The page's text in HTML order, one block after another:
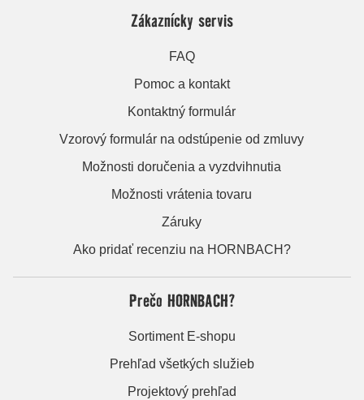
Zákaznícky servis
FAQ
Pomoc a kontakt
Kontaktný formulár
Vzorový formulár na odstúpenie od zmluvy
Možnosti doručenia a vyzdvihnutia
Možnosti vrátenia tovaru
Záruky
Ako pridať recenziu na HORNBACH?
Prečo HORNBACH?
Sortiment E-shopu
Prehľad všetkých služieb
Projektový prehľad